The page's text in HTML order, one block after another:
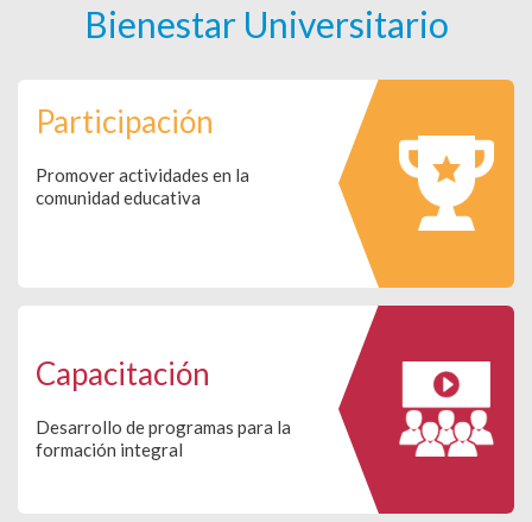
Bienestar Universitario
Participación
Promover actividades en la
comunidad educativa
Capacitación
Desarrollo de programas para la
formación integral